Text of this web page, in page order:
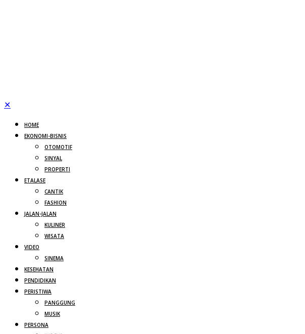
✕
HOME
EKONOMI-BISNIS
OTOMOTIF
SINYAL
PROPERTI
ETALASE
CANTIK
FASHION
JALAN-JALAN
KULINER
WISATA
VIDEO
SINEMA
KESEHATAN
PENDIDIKAN
PERISTIWA
PANGGUNG
MUSIK
PERSONA